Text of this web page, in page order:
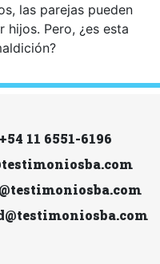
las parejas pueden
hijos. Pero, ¿es esta
11 6551-6196